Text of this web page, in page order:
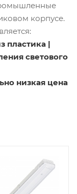
корпусе.
пластика |
светового
низкая цена